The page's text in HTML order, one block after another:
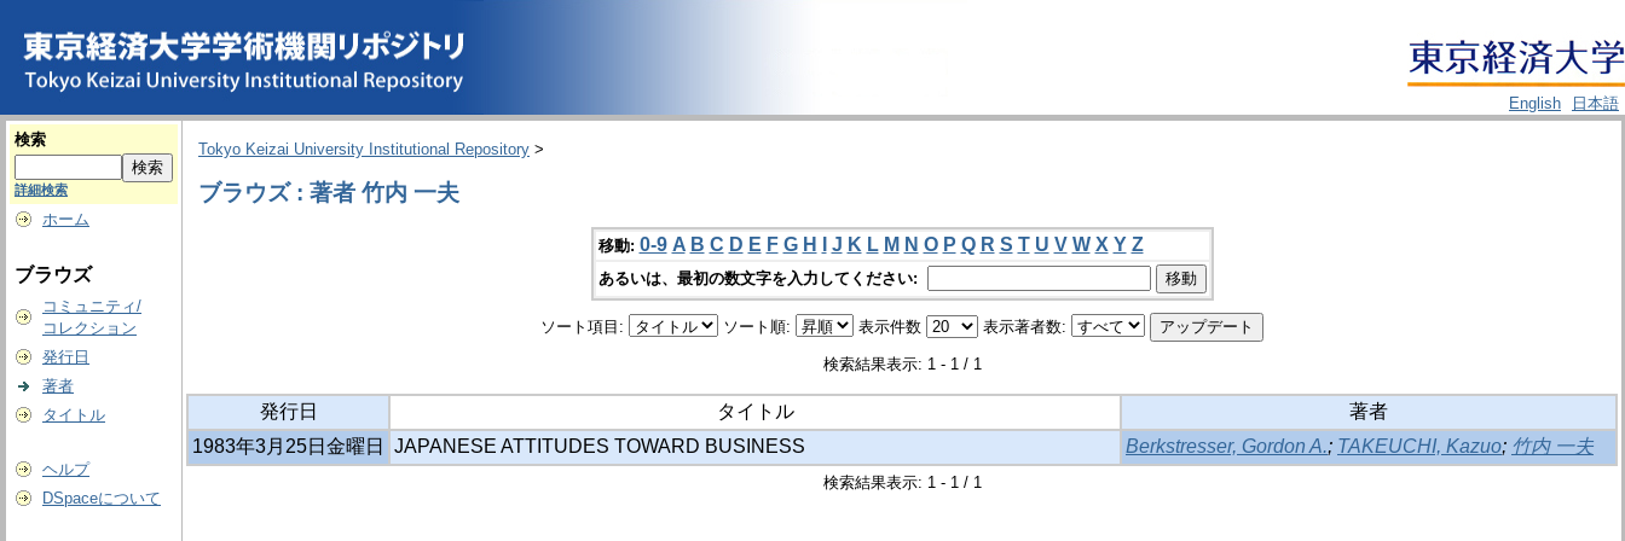
English
日本語
検索
詳細検索
ホーム
ブラウズ
コミュニティ/
コレクション
発行日
著者
タイトル
ヘルプ
DSpaceについて
Tokyo Keizai University Institutional Repository >
ブラウズ : 著者 竹内 一夫
移動: 0-9 A B C D E F G H J K L M N O P Q R S T U V W X Y Z
あるいは、最初の数文字を入力してください:
ソート項目: ソート順: 表示件数 表示著者数:
検索結果表示: 1 - 1 / 1
発行日 タイトル
著者
1983年3月25日金曜日
JAPANESE ATTITUDES TOWARD BUSINESS Berkstresser, Gordon A.; TAKEUCHI, Kazuo; 竹内 一夫
検索結果表示: 1 - 1 / 1